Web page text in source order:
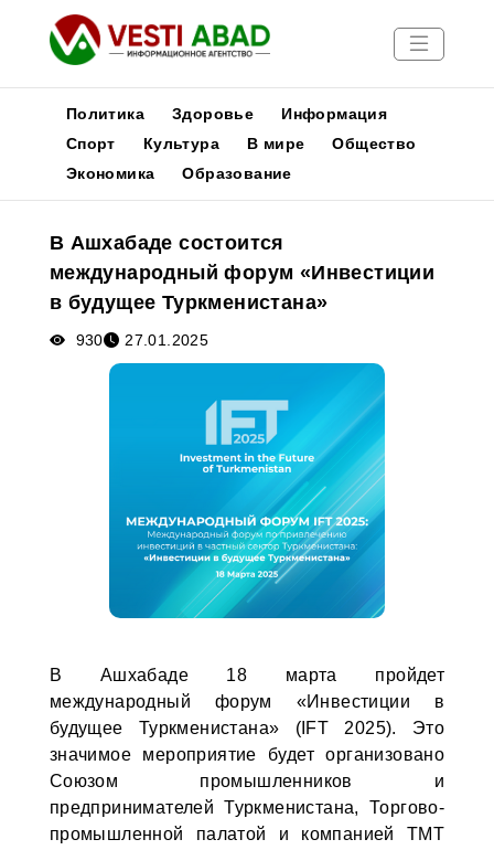
Новости
Медиа
Афиша
Политика Здоровье
Информация
Спорт
Культура В мире
Общество
Экономика
Образование
В Ашхабаде состоится
международный форум «Инвестиции
в будущее Туркменистана»
930 27.01.2025
В Ашхабаде 18 марта пройдет
международный форум «Инвестиции в
будущее Туркменистана» (IFT 2025). Это
значимое мероприятие будет организовано
Союзом промышленников и
предпринимателей Туркменистана, Торгово-
промышленной палатой и компанией TMT